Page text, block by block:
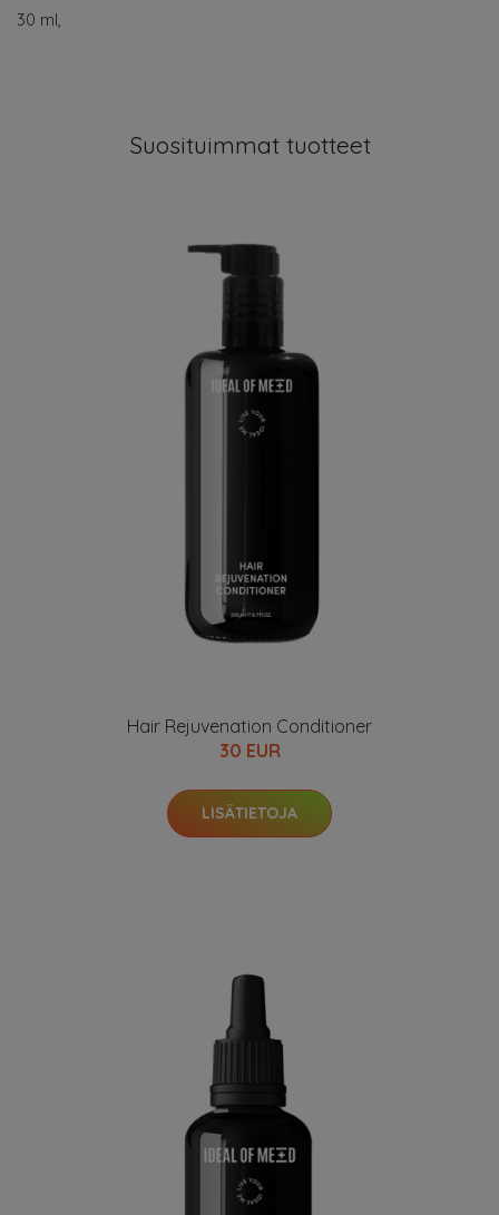
30 ml,
Suosituimmat tuotteet
Hair Rejuvenation Conditioner
30 EUR
LISÄTIETOJA